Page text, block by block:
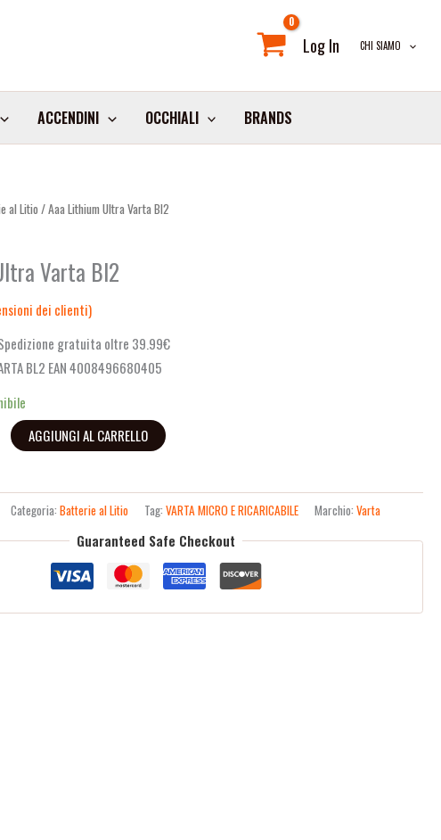
Log In CHI SIAMO
ACCENDINI OCCHIALI BRANDS
al Litio/ Aaa Lithium Ultra Varta Bl2
Varta Bl2
dei clienti)
gratuita oltre 39.99€
BL2 EAN 4008496680405
AGGIUNGI AL CARRELLO
Categoria:Batterie al Litio Tag:VARTA MICRO E RICARICABILE Marchio:Varta
Guaranteed Safe Checkout